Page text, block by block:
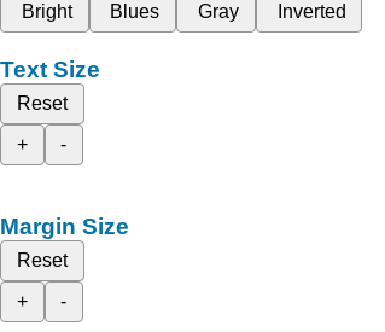
Bright
Blues Gray Inverted
Text Size
Reset
+
-
Margin Size
Reset
+
-